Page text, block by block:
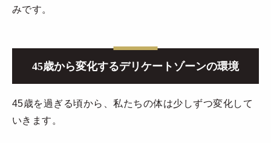
みです。
45歳から変化するデリケートゾーンの環境
45歳を過ぎる頃から、私たちの体は少しずつ変化して
いきます。